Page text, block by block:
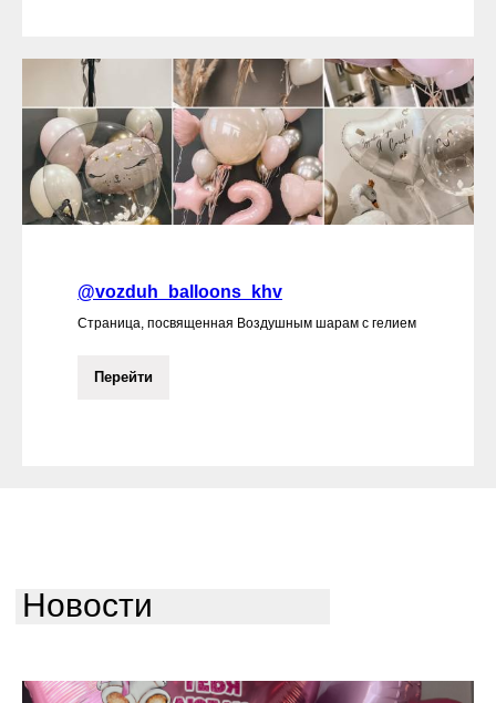
@vozduh_balloons_khv
Страница, посвященная Воздушным шарам с гелием
Перейти
Новости